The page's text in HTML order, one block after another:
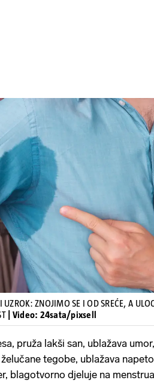
Pokretanje videa...
UZROK: ZNOJIMO SE I OD SREĆE, A
| Video: 24sata/pixsell
pruža lakši san, ublažava
tegobe, ublažava
blagotvorno djeluje na